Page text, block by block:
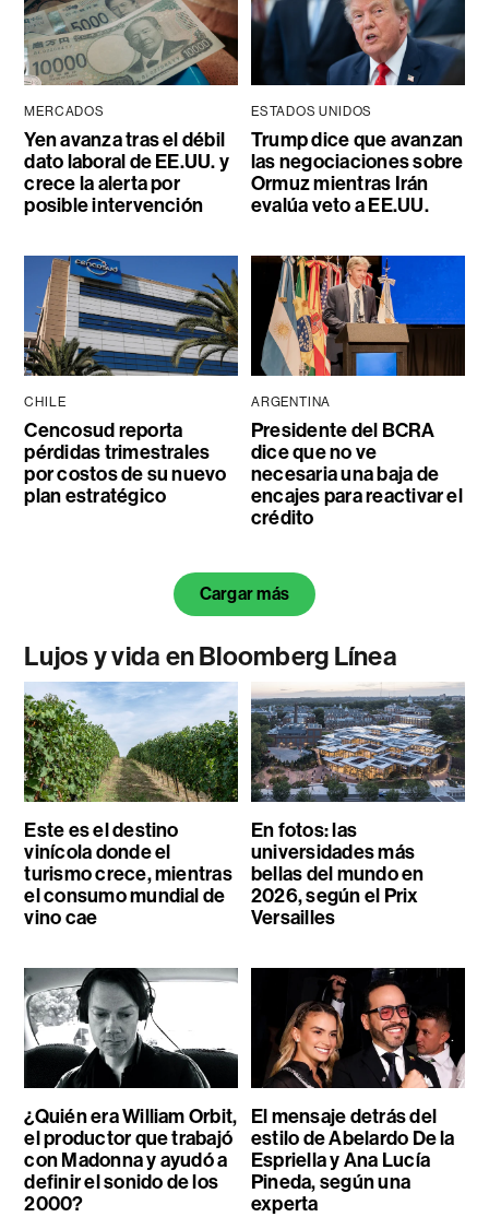
MERCADOS
Yen avanza tras el débil
dato laboral de EE.UU. y
crece la alerta por
posible intervención
ESTADOS UNIDOS
Trump dice que avanzan
las negociaciones sobre
Ormuz mientras Irán
evalúa veto a EE.UU.
CHILE
Cencosud reporta
pérdidas trimestrales
por costos de su nuevo
plan estratégico
ARGENTINA
Presidente del BCRA
dice que no ve
necesaria una baja de
encajes para reactivar el
crédito
Cargar más
Lujos y vida en Bloomberg Línea
Este es el destino
vinícola donde el
turismo crece, mientras
el consumo mundial de
vino cae
En fotos: las
universidades más
bellas del mundo en
2026, según el Prix
Versailles
¿Quién era William Orbit,
el productor que trabajó
con Madonna y ayudó a
definir el sonido de los
2000?
El mensaje detrás del
estilo de Abelardo De la
Espriella y Ana Lucía
Pineda, según una
experta